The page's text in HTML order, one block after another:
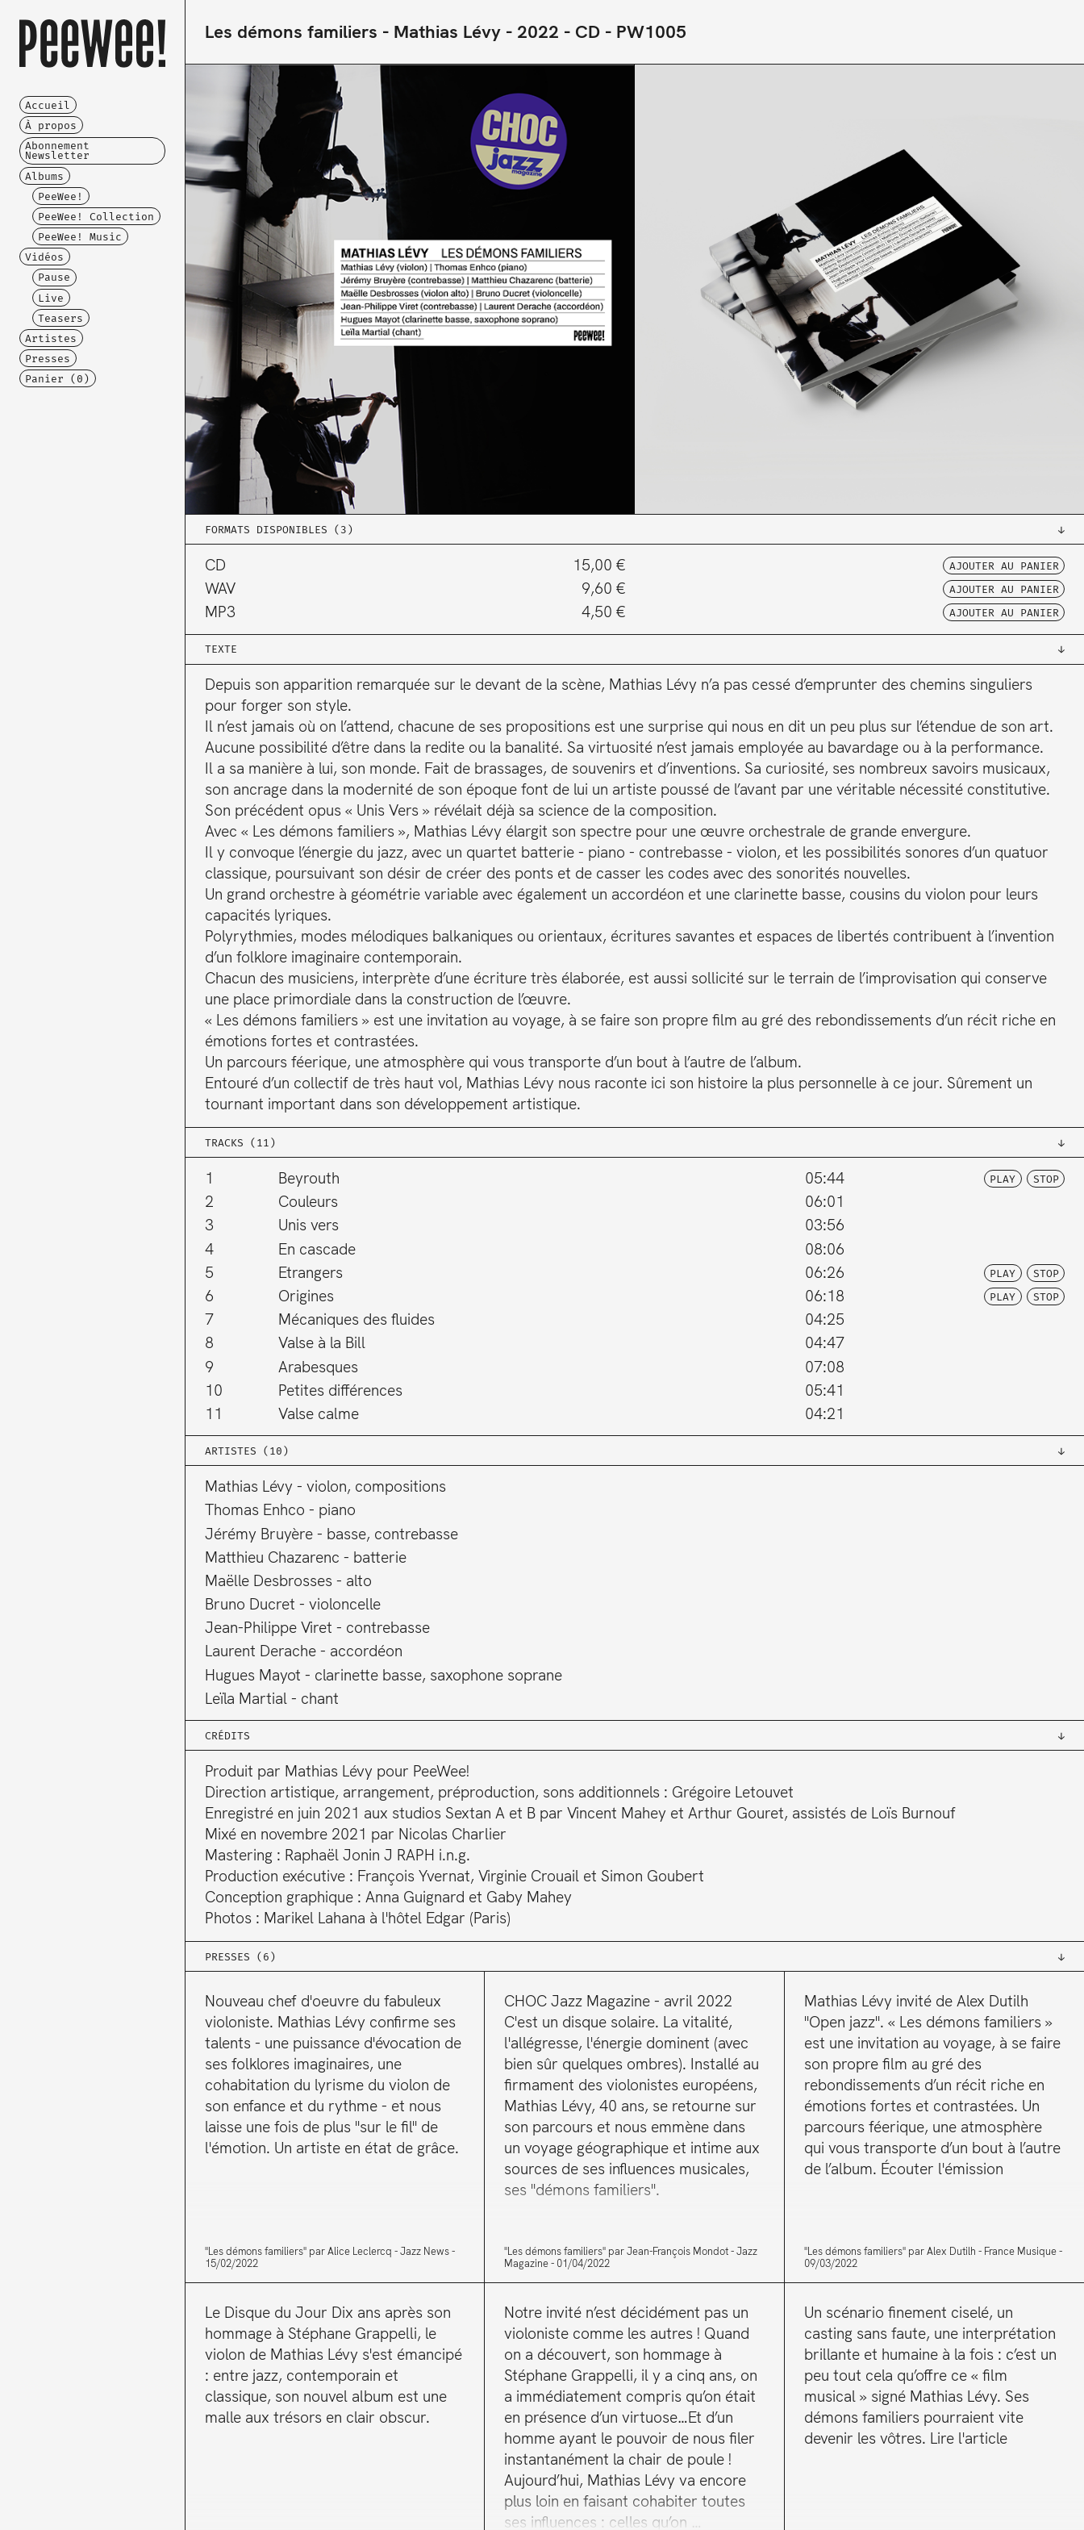
Accueil
À propos
Abonnement
Newsletter
Albums
PeeWee!
PeeWee! Collection
PeeWee! Music
Vidéos
Pause
Live
Teasers
Artistes
Presses
Panier ( 0 )
Les démons familiers Mathias Lévy 2022 CD PW1005
FORMATS DISPONIBLES (3)
CD 15,00 € AJOUTER AU PANIER
WAV 9,60 € AJOUTER AU PANIER
MP3 4,50 € AJOUTER AU PANIER
TEXTE
Depuis son apparition remarquée sur le devant de la scène, Mathias Lévy n’a pas cessé d’emprunter des chemins singuliers
pour forger son style.
Il n’est jamais où on l’attend, chacune de ses propositions est une surprise qui nous en dit un peu plus sur l’étendue de son art.
Aucune possibilité d’être dans la redite ou la banalité. Sa virtuosité n’est jamais employée au bavardage ou à la performance.
Il a sa manière à lui, son monde. Fait de brassages, de souvenirs et d’inventions. Sa curiosité, ses nombreux savoirs musicaux,
son ancrage dans la modernité de son époque font de lui un artiste poussé de l’avant par une véritable nécessité constitutive.
Son précédent opus « Unis Vers » révélait déjà sa science de la composition.
Avec « Les démons familiers », Mathias Lévy élargit son spectre pour une œuvre orchestrale de grande envergure.
Il y convoque l’énergie du jazz, avec un quartet batterie - piano - contrebasse - violon, et les possibilités sonores d’un quatuor
classique, poursuivant son désir de créer des ponts et de casser les codes avec des sonorités nouvelles.
Un grand orchestre à géométrie variable avec également un accordéon et une clarinette basse, cousins du violon pour leurs
capacités lyriques.
Polyrythmies, modes mélodiques balkaniques ou orientaux, écritures savantes et espaces de libertés contribuent à l’invention
d’un folklore imaginaire contemporain.
Chacun des musiciens, interprète d’une écriture très élaborée, est aussi sollicité sur le terrain de l’improvisation qui conserve
une place primordiale dans la construction de l’œuvre.
« Les démons familiers » est une invitation au voyage, à se faire son propre film au gré des rebondissements d’un récit riche en
émotions fortes et contrastées.
Un parcours féerique, une atmosphère qui vous transporte d’un bout à l’autre de l’album.
Entouré d’un collectif de très haut vol, Mathias Lévy nous raconte ici son histoire la plus personnelle à ce jour. Sûrement un
tournant important dans son développement artistique.
TRACKS (11)
1 Beyrouth 05:44 PLAY STOP
2 Couleurs
06:01
3
Unis vers
03:56
4
En cascade
08:06
5
Etrangers 06:26 PLAY STOP
6 Origines 06:18 PLAY STOP
7 Mécaniques des fluides
04:25
8
Valse à la Bill
04:47
9
Arabesques
07:08
10
Petites différences
05:41
11
Valse calme 04:21
ARTISTES (10)
Mathias Lévy
violon, compositions
Thomas Enhco
piano
Jérémy Bruyère
basse, contrebasse
Matthieu Chazarenc
batterie
Maëlle Desbrosses
alto
Bruno Ducret
violoncelle
Jean-Philippe Viret
contrebasse
Laurent Derache
accordéon
Hugues Mayot
clarinette basse, saxophone soprane
Leïla Martial
chant
CRÉDITS
Produit par Mathias Lévy pour PeeWee!
Direction artistique, arrangement, préproduction, sons additionnels : Grégoire Letouvet
Enregistré en juin 2021 aux studios Sextan A et B par Vincent Mahey et Arthur Gouret, assistés de Loïs Burnouf
Mixé en novembre 2021 par Nicolas Charlier
Mastering : Raphaël Jonin J RAPH i.n.g.
Production exécutive : François Yvernat, Virginie Crouail et Simon Goubert
Conception graphique : Anna Guignard et Gaby Mahey
Photos : Marikel Lahana à l'hôtel Edgar (Paris)
PRESSES (6)
Nouveau chef d'oeuvre du fabuleux
violoniste. Mathias Lévy confirme ses
talents - une puissance d'évocation de
ses folklores imaginaires, une
cohabitation du lyrisme du violon de
son enfance et du rythme - et nous
laisse une fois de plus "sur le fil" de
l'émotion. Un artiste en état de grâce.
"Les démons familiers" par Alice Leclercq
Jazz News
15/02/2022
CHOC Jazz Magazine - avril 2022
C'est un disque solaire. La vitalité,
l'allégresse, l'énergie dominent (avec
bien sûr quelques ombres). Installé au
firmament des violonistes européens,
Mathias Lévy, 40 ans, se retourne sur
son parcours et nous emmène dans
un voyage géographique et intime aux
sources de ses influences musicales,
ses "démons familiers".
"Les démons familiers" par Jean-François Mondot
Jazz
Magazine
01/04/2022
Mathias Lévy invité de Alex Dutilh
"Open jazz". « Les démons familiers »
est une invitation au voyage, à se faire
son propre film au gré des
rebondissements d’un récit riche en
émotions fortes et contrastées. Un
parcours féerique, une atmosphère
qui vous transporte d’un bout à l’autre
de l’album. Écouter l'émission
"Les démons familiers" par Alex Dutilh
France Musique
09/03/2022
Le Disque du Jour Dix ans après son
hommage à Stéphane Grappelli, le
violon de Mathias Lévy s'est émancipé
: entre jazz, contemporain et
classique, son nouvel album est une
malle aux trésors en clair obscur.
Notre invité n’est décidément pas un
violoniste comme les autres ! Quand
on a découvert, son hommage à
Stéphane Grappelli, il y a cinq ans, on
a immédiatement compris qu’on était
en présence d’un virtuose…Et d’un
homme ayant le pouvoir de nous filer
instantanément la chair de poule !
Aujourd’hui, Mathias Lévy va encore
plus loin en faisant cohabiter toutes
ses influences : celles qu’on …
Un scénario finement ciselé, un
casting sans faute, une interprétation
brillante et humaine à la fois : c’est un
peu tout cela qu’offre ce « film
musical » signé Mathias Lévy. Ses
démons familiers pourraient vite
devenir les vôtres. Lire l'article